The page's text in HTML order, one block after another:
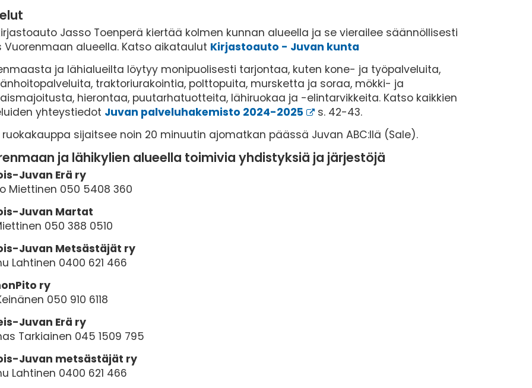
Jasso Toenperä kiertää kolmen kunnan alueella ja se vierailee säännöllisesti
Vuorenmaan alueella. Katso aikataulut Kirjastoauto - Juvan kunta
ja lähialueilta löytyy monipuolisesti tarjontaa, kuten kone- ja työpalveluita,
traktoriurakointia, polttopuita, mursketta ja soraa, mökki- ja
hierontaa, puutarhatuotteita, lähiruokaa ja -elintarvikkeita. Katso kaikkien
yhteystiedot Juvan palveluhakemisto 2024-2025
s. 42-43.
ruokakauppa sijaitsee noin 20 minuutin ajomatkan päässä Juvan ABC:llä (Sale).
ja lähikylien alueella toimivia yhdistyksiä ja järjestöjä
Juvan Erä ry
Miettinen 050 5408 360
Juvan Martat
050 388 0510
Juvan Metsästäjät ry
Lahtinen 0400 621 466
ry
050 910 6118
Juvan Erä ry
Tarkiainen 045 1509 795
Juvan metsästäjät ry
Lahtinen 0400 621 466